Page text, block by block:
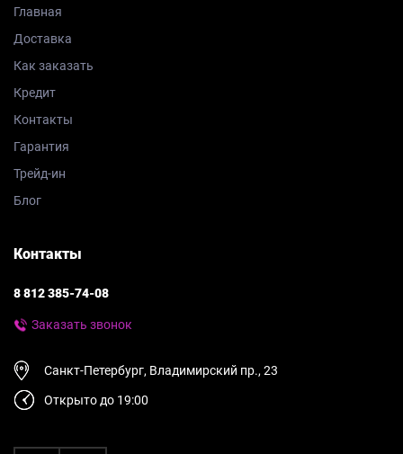
Главная
Доставка
Как заказать
Кредит
Контакты
Гарантия
Трейд-ин
Блог
Контакты
8 812 385-74-08
Заказать звонок
Санкт-Петербург, Владимирский пр., 23
Открыто до 19:00